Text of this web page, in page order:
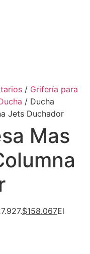
/ Grifería para
/ Ducha
Jets Duchador
Mas
$158.067El